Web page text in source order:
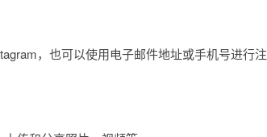
，也可以使用电子邮件地址或手机号进行注